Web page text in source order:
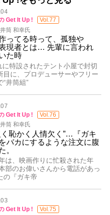
Get It Up !
Vol.77
筒 和幸氏
作ってる時って、孤独や
現者とは… 先輩に言われ
た時
特設されたテント小屋で封切
目に、プロデューサーやフリー
井筒組”
Get It Up !
Vol.76
筒 和幸氏
く恥かく人情欠く”…『ガキ
バカにするような注文に腹
。
は、映画作りに忙殺された年
部のお偉いさんから電話があっ
の『ガキ帝
Get It Up !
Vol.75